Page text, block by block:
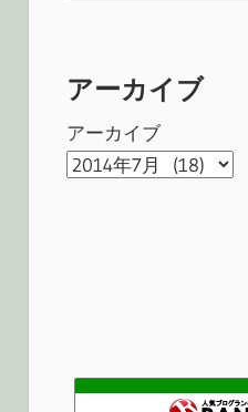
アーカイブ
アーカイブ